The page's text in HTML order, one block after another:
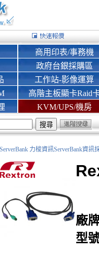
商用印表/事務機
政府台銀採購區
工作站-影像運算
高階主板顯卡Raid
KVM/UPS/機房
ServerBank 力梭資訊ServerBank資訊
廠
型